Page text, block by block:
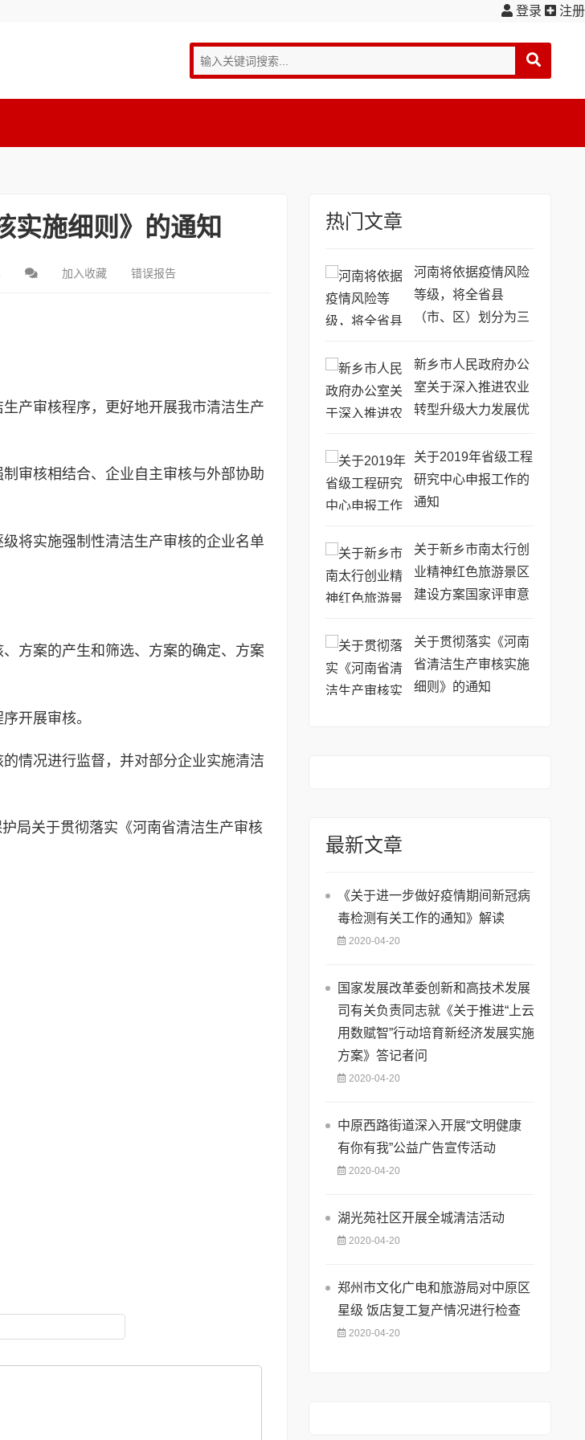
登录 注册
实施细则》的通知
加入收藏 错误报告
产审核程序，更好地开展我市清洁生产
审核相结合、企业自主审核与外部协助
将实施强制性清洁生产审核的企业名单
方案的产生和筛选、方案的确定、方案
开展审核。
情况进行监督，并对部分企业实施清洁
局关于贯彻落实《河南省清洁生产审核
热门文章
河南将依据疫情风险
等级，将全省县
（市、区）划分为三
新乡市人民政府办公
室关于深入推进农业
转型升级大力发展优
关于2019年省级工程
研究中心申报工作的
通知
关于新乡市南太行创
业精神红色旅游景区
建设方案国家评审意
关于贯彻落实《河南
省清洁生产审核实施
细则》的通知
最新文章
《关于进一步做好疫情期间新冠病
毒检测有关工作的通知》解读
2020-04-20
国家发展改革委创新和高技术发展
司有关负责同志就《关于推进“上云
用数赋智”行动培育新经济发展实施
方案》答记者问
2020-04-20
中原西路街道深入开展“文明健康
有你有我”公益广告宣传活动
2020-04-20
湖光苑社区开展全城清洁活动
2020-04-20
郑州市文化广电和旅游局对中原区
星级 饭店复工复产情况进行检查
2020-04-20